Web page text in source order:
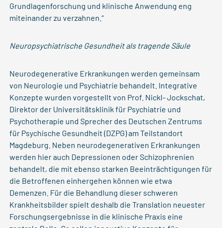
Grundlagenforschung und klinische Anwendung eng
miteinander zu verzahnen.“
Neuropsychiatrische Gesundheit als tragende Säule
Neurodegenerative Erkrankungen werden gemeinsam
von Neurologie und Psychiatrie behandelt. Integrative
Konzepte wurden vorgestellt von Prof. Nickl- Jockschat,
Direktor der Universitätsklinik für Psychiatrie und
Psychotherapie und Sprecher des Deutschen Zentrums
für Psychische Gesundheit (DZPG) am Teilstandort
Magdeburg. Neben neurodegenerativen Erkrankungen
werden hier auch Depressionen oder Schizophrenien
behandelt, die mit ebenso starken Beeinträchtigungen für
die Betroffenen einhergehen können wie etwa
Demenzen. Für die Behandlung dieser schweren
Krankheitsbilder spielt deshalb die Translation neuester
Forschungsergebnisse in die klinische Praxis eine